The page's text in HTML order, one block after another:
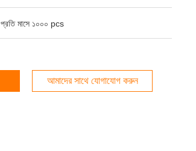
প্রতি মাসে ১০০০ pcs
আমাদের সাথে যোগাযোগ করুন